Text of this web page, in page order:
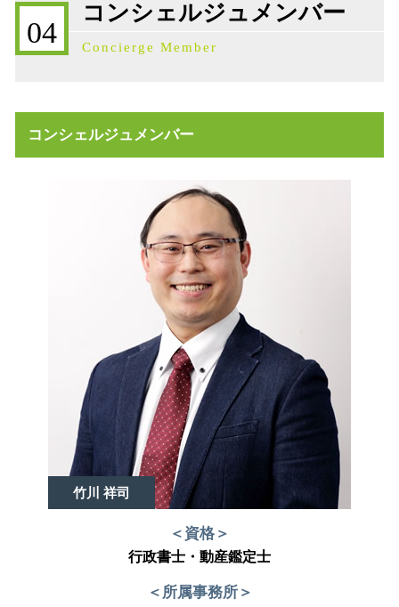
事業承継 引継ぎ補助金
事業承継 データ
事業承継 第三者
事業承継 相談
事業承継 生命保険
不動産 寄付 譲渡所得
高齢者 不動産 活用
不動産売買契約 ドタキャン 売主
不動産 相続手続き 必要書類
不動産売買契約 代理人
相続 不動産 活用
不動産 放棄 固定資産税
事業承継 石川県
補助金 石川県
04
コンシェルジュメンバー
Concierge Member
コンシェルジュメンバー
竹川 祥司
＜資格＞
行政書士・動産鑑定士
＜所属事務所＞